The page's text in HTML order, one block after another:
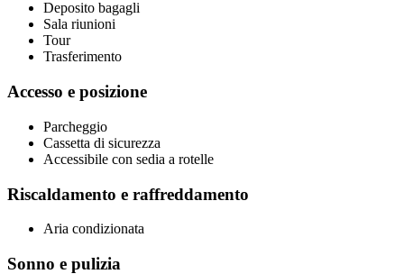
Deposito bagagli
Sala riunioni
Tour
Trasferimento
Accesso e posizione
Parcheggio
Cassetta di sicurezza
Accessibile con sedia a rotelle
Riscaldamento e raffreddamento
Aria condizionata
Sonno e pulizia